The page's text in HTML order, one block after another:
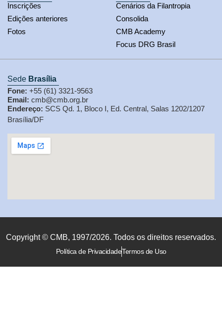
Inscrições
Edições anteriores
Fotos
Cenários da Filantropia
Consolida
CMB Academy
Focus DRG Brasil
Sede Brasília
Fone: +55 (61) 3321-9563
Email: cmb@cmb.org.br
Endereço: SCS Qd. 1, Bloco I, Ed. Central, Salas 1202/1207
Brasília/DF
Copyright © CMB, 1997/2026. Todos os direitos reservados.
Política de PrivacidadeTermos de Uso